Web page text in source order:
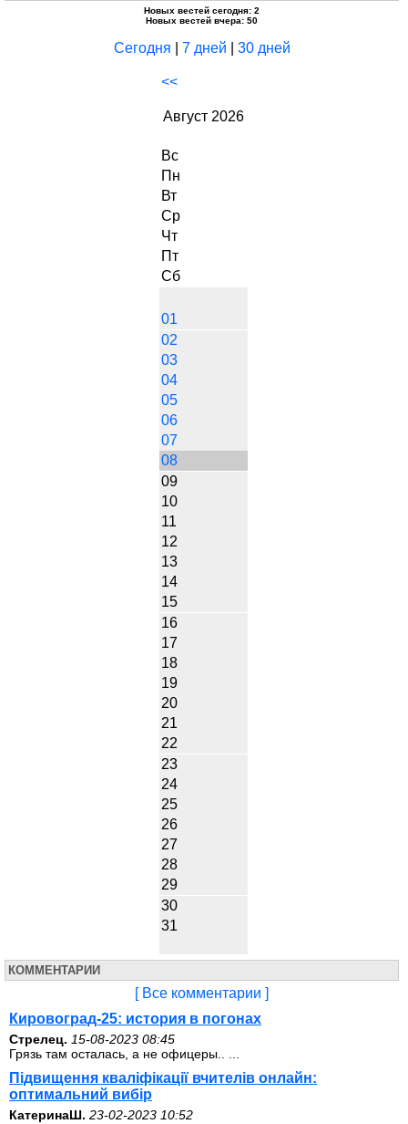
Новых вестей сегодня: 2
Новых вестей вчера: 50
Сегодня 7 дней 30 дней
<<
Август 2026
Вс
Пн
Вт
Ср
Чт
Пт
Сб
01
02
03
04
05
06
07
08
09
10
11
12
13
14
15
16
17
18
19
20
21
22
23
24
25
26
27
28
29
30
31
КОММЕНТАРИИ
[ Все комментарии ]
Кировоград-25: история в погонах
Стрелец. 15-08-2023 08:45
Грязь там осталась, а не офицеры.. ...
Підвищення кваліфікації вчителів онлайн:
оптимальний вибір
КатеринаШ. 23-02-2023 10:52